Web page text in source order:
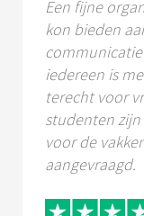
Een fijne
kon bieden
iedereen is
terecht voor
studenten
voor de
aangevraagd.